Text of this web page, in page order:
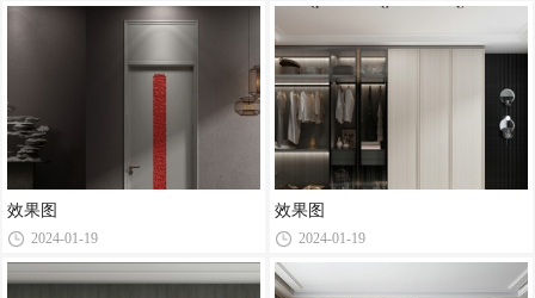
效果图
2024-01-19
效果图
2024-01-19